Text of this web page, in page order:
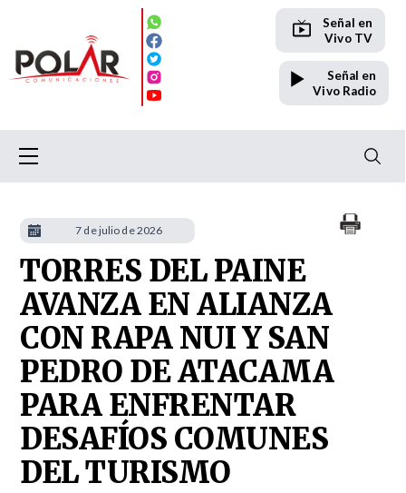
Señal en
Vivo TV
Señal en
Vivo Radio
TORRES DEL PAINE
AVANZA EN ALIANZA
CON RAPA NUI Y SAN
PEDRO DE ATACAMA
PARA ENFRENTAR
DESAFÍOS COMUNES
DEL TURISMO
7 de julio de 2026